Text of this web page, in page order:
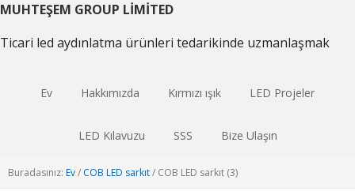
MUHTEŞEM GROUP LIMITED
Ticari led aydınlatma ürünleri tedarikinde uzmanlaşmak
Ev Hakkımızda Kırmızı ışık LED Projeler
LED Kılavuzu SSS Bize Ulaşın
Buradasınız: Ev/ COB LED sarkıt/ COB LED sarkıt (3)